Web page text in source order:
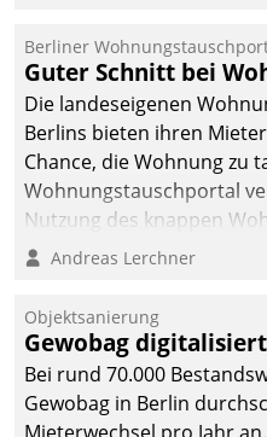
Berliner
Guter Schnitt bei
Die landeseigenen
Berlins bieten ihren
Chance, die Wohnung zu
Wohnungstauschportal
Nutzung des knappen
Anwendungsfall für
Unternehmen.
Andreas Lerchner
Objektsanierung
Gewobag
Bei rund 70.000
Gewobag in Berlin